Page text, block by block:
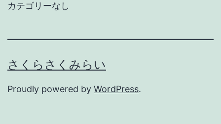
カテゴリーなし
さくらさくみらい
Proudly powered by WordPress.